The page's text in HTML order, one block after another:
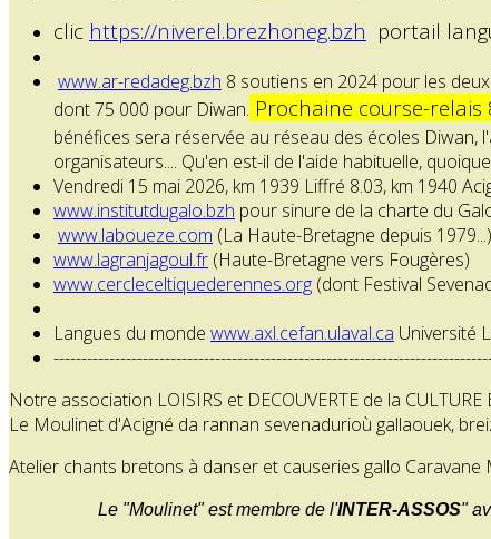
clic https://niverel.brezhoneg.bzh portail
www.ar-redadeg.bzh 8 soutiens en 2024 pour les
dont 75 000 pour Diwan. Prochaine course-
bénéfices sera réservée au réseau des écoles Diwan,
organisateurs.... Qu'en est-il de l'aide habituelle, quoique
Vendredi 15 mai 2026, km 1939 Liffré 8.03, km 1940
www.institutdugalo.bzh pour sinure de la charte du
www.laboueze.com (La Haute-Bretagne depuis 1979...)
www.lagranjagoul.fr (Haute-Bretagne vers Fougères)
www.cercleceltiquederennes.org (dont Festival
Langues du monde www.axl.cefan.ulaval.ca Université
Notre association LOISIRS et DECOUVERTE de la CULTURE
Le Moulinet d'Acigné da rannan sevenadurioù gallaouek,
Atelier chants bretons à danser et causeries gallo
Le "Moulinet" est membre de l'INTER-ASSOS"